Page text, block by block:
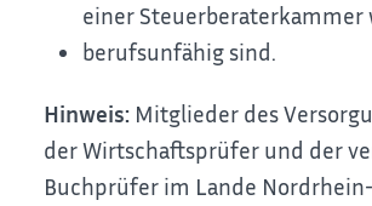
einer Steuerberaterkammer
berufsunfähig sind.
Hinweis: Mitglieder des
der Wirtschaftsprüfer und der
Buchprüfer im Lande